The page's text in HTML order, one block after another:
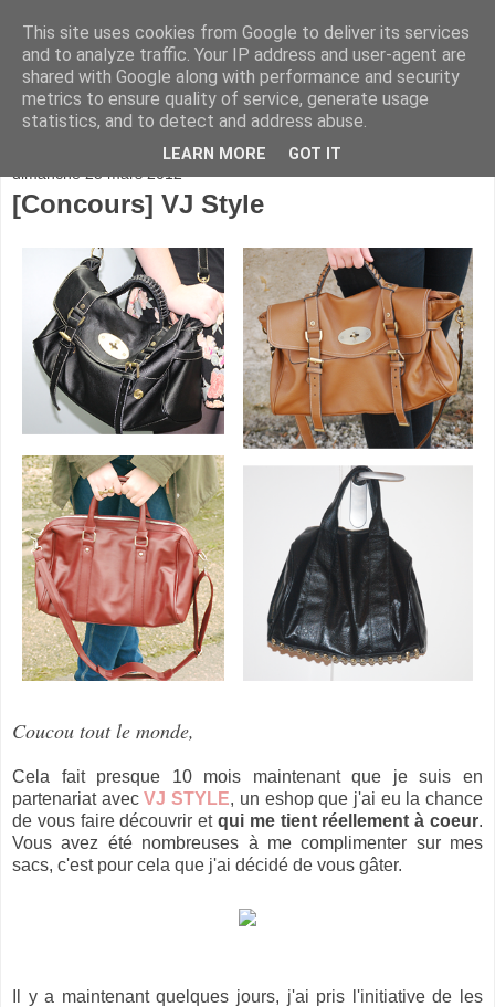
dimanche 25 mars 2012
[Concours] VJ Style
Coucou tout le monde,
Cela fait presque 10 mois maintenant que je suis en
partenariat avecVJ STYLE, un eshop que j'ai eu la chance
de vous faire découvrir et qui me tient réellement à coeur.
Vous avez été nombreuses à me complimenter sur mes
sacs, c'est pour cela que j'ai décidé de vous gâter.
Il y a maintenant quelques jours, j'ai pris l'initiative de les
This site uses cookies from Google to deliver its services
and to analyze traffic. Your IP address and user-agent are
shared with Google along with performance and security
metrics to ensure quality of service, generate usage
statistics, and to detect and address abuse.
LEARN MORE GOT IT